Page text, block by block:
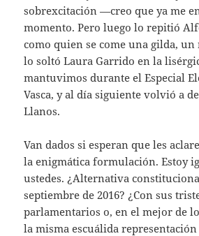
sobrexcitación —creo que ya me
momento. Pero luego lo repitió
como quien se come una gilda, un
lo soltó Laura Garrido en la
mantuvimos durante el Especial
Vasca, y al día siguiente volvió a
Llanos.
Van dados si esperan que les
la enigmática formulación. Estoy
ustedes. ¿Alternativa
septiembre de 2016? ¿Con sus
parlamentarios o, en el mejor de
la misma escuálida